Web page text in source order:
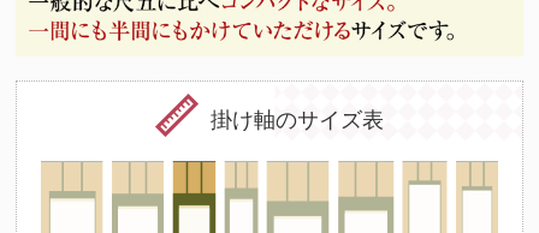
掛け軸のサイズ表